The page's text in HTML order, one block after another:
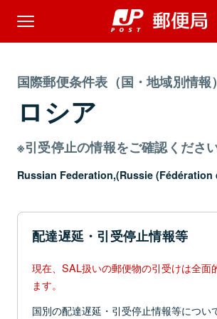
国際郵便条件表（国・地域別情報）
ロシア
※引受停止の情報をご確認ください
Russian Federation,(Russie (Fédération
配達遅延・引受停止情報等
現在、SAL扱いの郵便物の引受けは全面
ます。
国別の配達遅延・引受停止情報等につい